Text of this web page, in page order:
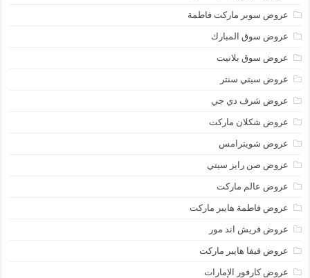
عروض سوبر ماركت فاطمة
عروض سوق المبارك
عروض سوق بلانيت
عروض سيتي سنتر
عروض شرف دي جي
عروض شكلان ماركت
عروض شويترامس
عروض صن رايز سيتي
عروض عالم ماركت
عروض فاطمة هايبر ماركت
عروض فريش اند مور
عروض فيفا هايبر ماركت
عروض كارفور الإمارات